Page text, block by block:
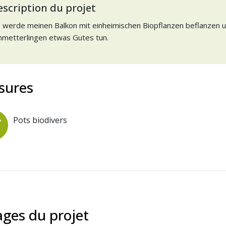
du projet
werde meinen Balkon mit einheimischen Biopflanzen beflanzen
etwas Gutes tun.
Pots biodivers
du projet